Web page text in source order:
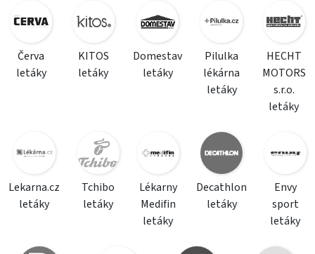
Červa
letáky
KITOS
letáky
Domestav
letáky
Pilulka
lékárna
letáky
HECHT
MOTORS
s.r.o.
letáky
Lekarna.cz
letáky
Tchibo
letáky
Lékarny
Medifin
letáky
Decathlon
letáky
Envy
sport
letáky